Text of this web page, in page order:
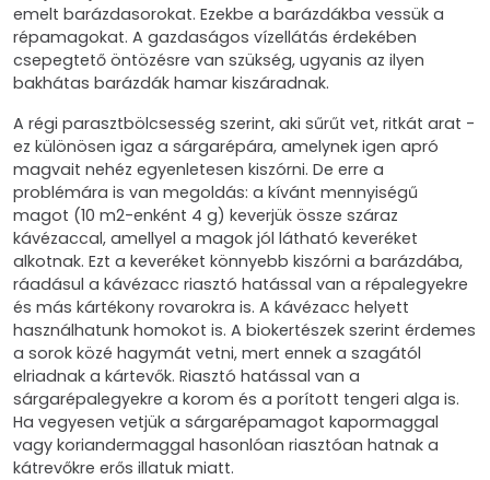
emelt barázdasorokat. Ezekbe a barázdákba vessük a
répamagokat. A gazdaságos vízellátás érdekében
csepegtető öntözésre van szükség, ugyanis az ilyen
bakhátas barázdák hamar kiszáradnak.
A régi parasztbölcsesség szerint, aki sűrűt vet, ritkát arat -
ez különösen igaz a sárgarépára, amelynek igen apró
magvait nehéz egyenletesen kiszórni. De erre a
problémára is van megoldás: a kívánt mennyiségű
magot (10 m2-enként 4 g) keverjük össze száraz
kávézaccal, amellyel a magok jól látható keveréket
alkotnak. Ezt a keveréket könnyebb kiszórni a barázdába,
ráadásul a kávézacc riasztó hatással van a répalegyekre
és más kártékony rovarokra is. A kávézacc helyett
használhatunk homokot is. A biokertészek szerint érdemes
a sorok közé hagymát vetni, mert ennek a szagától
elriadnak a kártevők. Riasztó hatással van a
sárgarépalegyekre a korom és a porított tengeri alga is.
Ha vegyesen vetjük a sárgarépamagot kapormaggal
vagy koriandermaggal hasonlóan riasztóan hatnak a
kátrevőkre erős illatuk miatt.